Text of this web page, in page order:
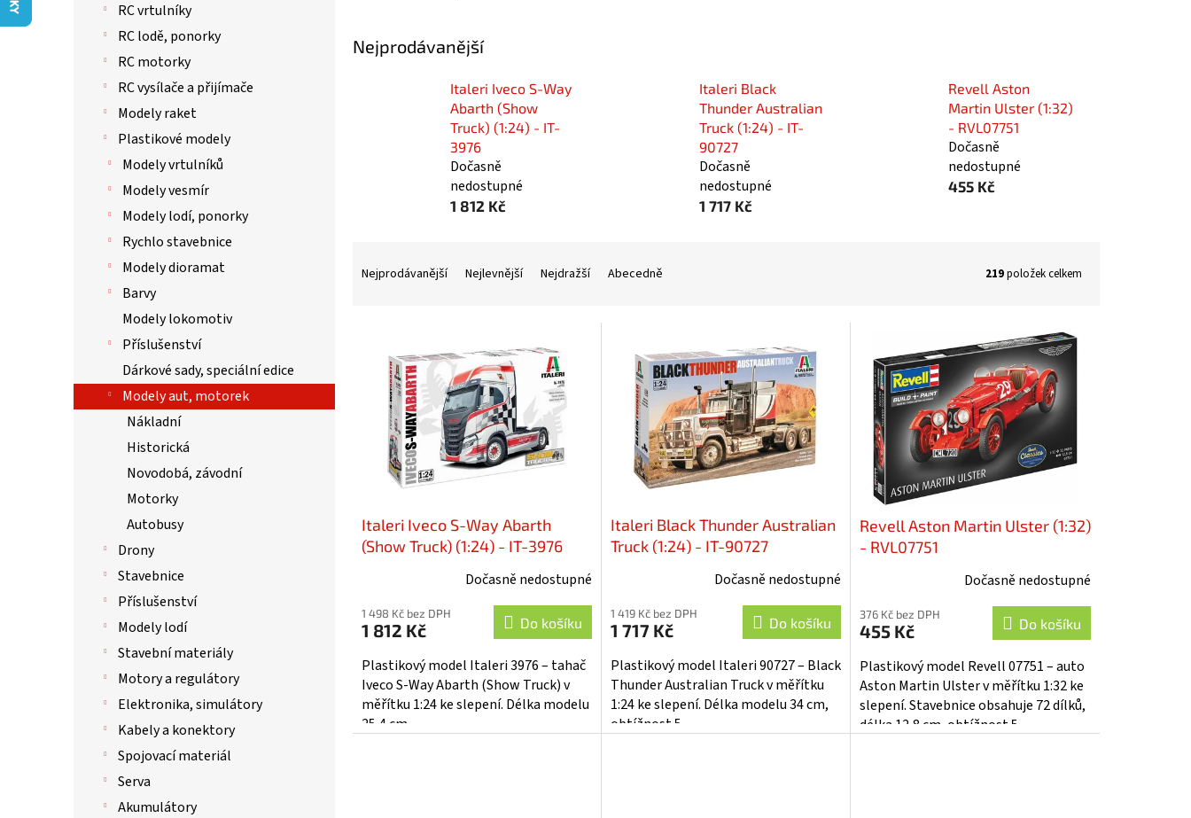
RC vrtulníky
RC lodě, ponorky
RC motorky
RC vysílače a přijímače
Modely raket
Plastikové modely
Modely vrtulníků
Modely vesmír
Modely lodí, ponorky
Rychlo stavebnice
Modely dioramat
Barvy
Modely lokomotiv
Příslušenství
Dárkové sady, speciální edice
Modely aut, motorek
Nákladní
Historická
Novodobá, závodní
Motorky
Autobusy
Drony
Stavebnice
Příslušenství
Modely lodí
Stavební materiály
Motory a regulátory
Elektronika, simulátory
Kabely a konektory
Spojovací materiál
Serva
Akumulátory
Nejprodávanější
Italeri Iveco S-Way
Abarth (Show
Truck) (1:24) - IT-
3976
Dočasně
nedostupné
1 812 Kč
Italeri Black
Thunder Australian
Truck (1:24) - IT-
90727
Dočasně
nedostupné
1 717 Kč
Revell Aston
Martin Ulster (1:32)
- RVL07751
Dočasně
nedostupné
455 Kč
Nejprodávanější Nejlevnější Nejdražší Abecedně 219položek celkem
Italeri Iveco S-Way Abarth
(Show Truck) (1:24) - IT-3976
Dočasně nedostupné
1 498 Kč bez DPH
1 812 Kč Do košíku
Plastikový model Italeri 3976 – tahač
Iveco S-Way Abarth (Show Truck) v
měřítku 1:24 ke slepení. Délka modelu
25,4 cm.
Italeri Black Thunder Australian
Truck (1:24) - IT-90727
Dočasně nedostupné
1 419 Kč bez DPH
1 717 Kč Do košíku
Plastikový model Italeri 90727 – Black
Thunder Australian Truck v měřítku
1:24 ke slepení. Délka modelu 34 cm,
obtížnost 5.
Revell Aston Martin Ulster (1:32)
- RVL07751
Dočasně nedostupné
376 Kč bez DPH
455 Kč Do košíku
Plastikový model Revell 07751 – auto
Aston Martin Ulster v měřítku 1:32 ke
slepení. Stavebnice obsahuje 72 dílků,
délka 12,8 cm, obtížnost 5.